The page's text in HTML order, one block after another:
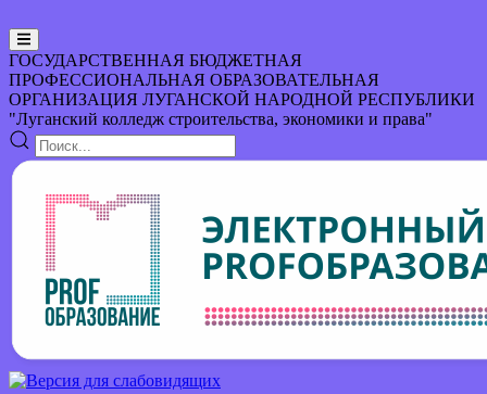
ГОСУДАРСТВЕННАЯ БЮДЖЕТНАЯ
ПРОФЕССИОНАЛЬНАЯ ОБРАЗОВАТЕЛЬНАЯ
ОРГАНИЗАЦИЯ ЛУГАНСКОЙ НАРОДНОЙ РЕСПУБЛИКИ
"Луганский колледж строительства, экономики и права"